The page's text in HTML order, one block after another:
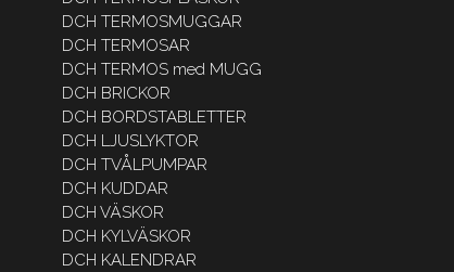
DCH TERMOSMUGGAR
DCH TERMOSAR
DCH TERMOS med MUGG
DCH BRICKOR
DCH BORDSTABLETTER
DCH LJUSLYKTOR
DCH TVÅLPUMPAR
DCH KUDDAR
DCH VÄSKOR
DCH KYLVÄSKOR
DCH KALENDRAR